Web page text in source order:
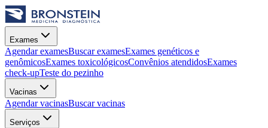
Exames
Agendar examesBuscar examesExames genéticos e
genômicosExames toxicológicosConvênios atendidosExames
check-upTeste do pezinho
Vacinas
Agendar vacinasBuscar vacinas
Serviços